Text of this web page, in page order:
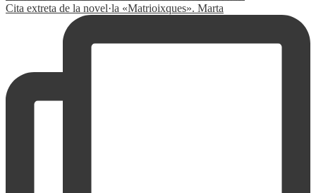
Cita extreta de la novel·la «Matrioixques». Marta